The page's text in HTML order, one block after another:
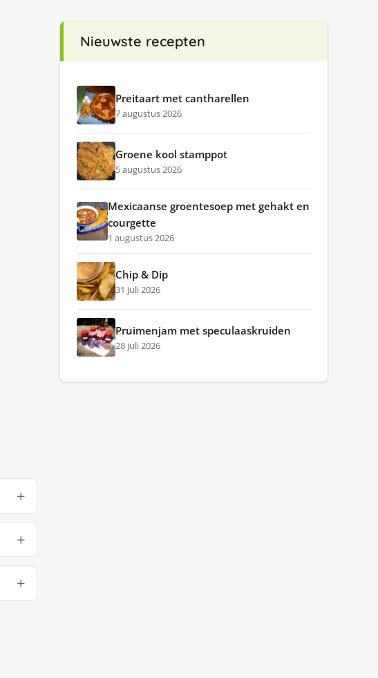
Nieuwste recepten
Preitaart met cantharellen
7 augustus 2026
Groene kool stamppot
5 augustus 2026
Mexicaanse groentesoep met gehakt en
courgette
1 augustus 2026
Chip & Dip
31 juli 2026
Pruimenjam met speculaaskruiden
28 juli 2026